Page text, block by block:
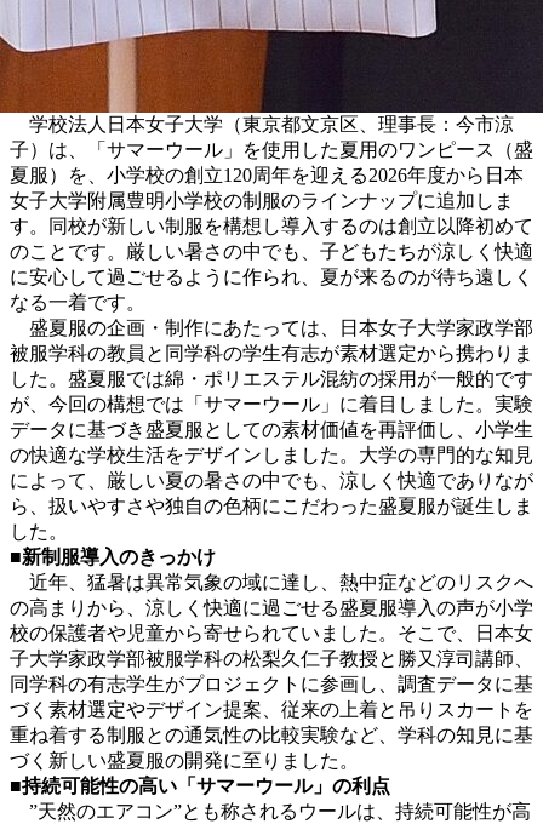
学校法人日本女子大学（東京都文京区、理事長：今市涼
子）は、「サマーウール」を使用した夏用のワンピース（盛
夏服）を、小学校の創立120周年を迎える2026年度から日本
女子大学附属豊明小学校の制服のラインナップに追加しま
す。同校が新しい制服を構想し導入するのは創立以降初めて
のことです。厳しい暑さの中でも、子どもたちが涼しく快適
に安心して過ごせるように作られ、夏が来るのが待ち遠しく
なる一着です。
盛夏服の企画・制作にあたっては、日本女子大学家政学部
被服学科の教員と同学科の学生有志が素材選定から携わりま
した。盛夏服では綿・ポリエステル混紡の採用が一般的です
が、今回の構想では「サマーウール」に着目しました。実験
データに基づき盛夏服としての素材価値を再評価し、小学生
の快適な学校生活をデザインしました。大学の専門的な知見
によって、厳しい夏の暑さの中でも、涼しく快適でありなが
ら、扱いやすさや独自の色柄にこだわった盛夏服が誕生しま
した。
■新制服導入のきっかけ
近年、猛暑は異常気象の域に達し、熱中症などのリスクへ
の高まりから、涼しく快適に過ごせる盛夏服導入の声が小学
校の保護者や児童から寄せられていました。そこで、日本女
子大学家政学部被服学科の松梨久仁子教授と勝又淳司講師、
同学科の有志学生がプロジェクトに参画し、調査データに基
づく素材選定やデザイン提案、従来の上着と吊りスカートを
重ね着する制服との通気性の比較実験など、学科の知見に基
づく新しい盛夏服の開発に至りました。
■持続可能性の高い「サマーウール」の利点
”天然のエアコン”とも称されるウールは、持続可能性が高